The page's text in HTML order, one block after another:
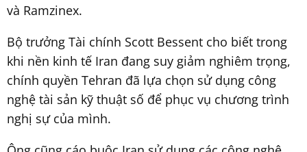
và Ramzinex.
Bộ trưởng Tài chính Scott Bessent cho biết trong
khi nền kinh tế Iran đang suy giảm nghiêm trọng,
chính quyền Tehran đã lựa chọn sử dụng công
nghệ tài sản kỹ thuật số để phục vụ chương trình
nghị sự của mình.